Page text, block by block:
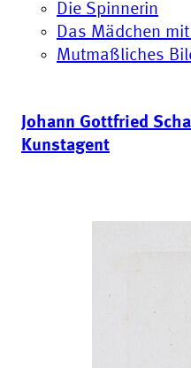
Die Spinnerin
Das Mädchen
Mutmaßliches
Johann Gottfried
Kunstagent